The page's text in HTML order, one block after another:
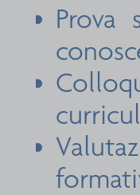
Prova